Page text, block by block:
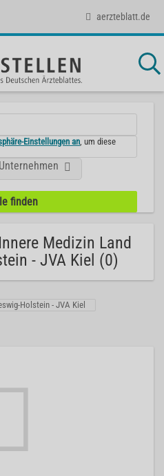
aerzteblatt.de
Einstellungen an , um diese
Unternehmen
Medizin Land
- JVA Kiel (0)
Holstein - JVA Kiel